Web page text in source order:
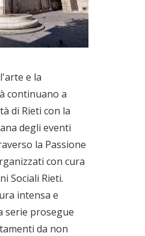
ale la
continuano a
di Rieti con la
degli eventi
la Passione
con cura
Sociali Rieti.
intensa e
serie prosegue
da non